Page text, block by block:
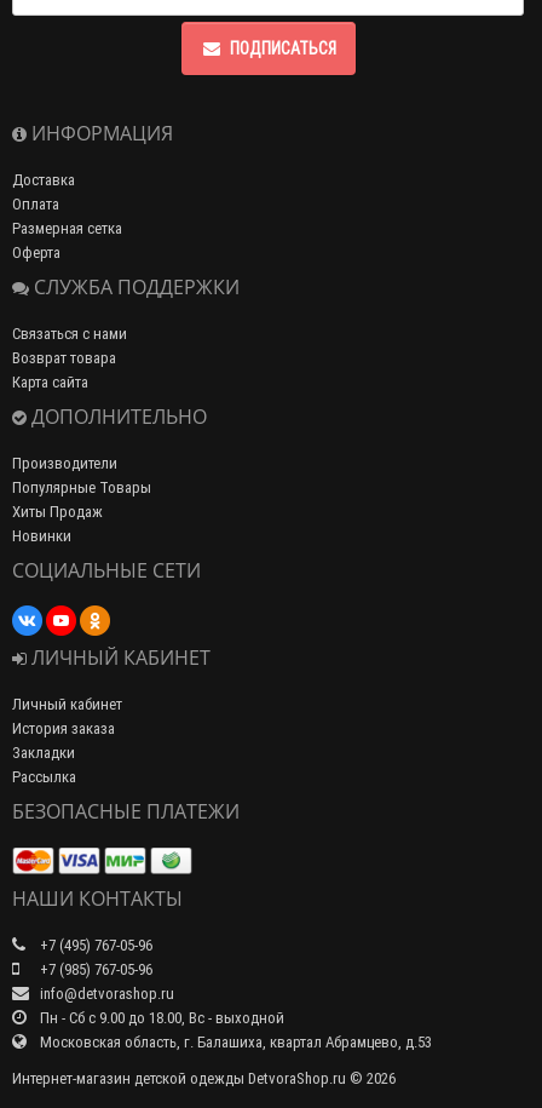
ПОДПИСАТЬСЯ
ИНФОРМАЦИЯ
Доставка
Оплата
Размерная сетка
Оферта
СЛУЖБА ПОДДЕРЖКИ
Связаться с нами
Возврат товара
Карта сайта
ДОПОЛНИТЕЛЬНО
Производители
Популярные Товары
Хиты Продаж
Новинки
СОЦИАЛЬНЫЕ СЕТИ
ЛИЧНЫЙ КАБИНЕТ
Личный кабинет
История заказа
Закладки
Рассылка
БЕЗОПАСНЫЕ ПЛАТЕЖИ
НАШИ КОНТАКТЫ
+7 (495) 767-05-96
+7 (985) 767-05-96
info@detvorashop.ru
Пн - Сб с 9.00 до 18.00, Вс - выходной
Московская область, г. Балашиха, квартал Абрамцево, д.53
Интернет-магазин детской одежды DetvoraShop.ru © 2026